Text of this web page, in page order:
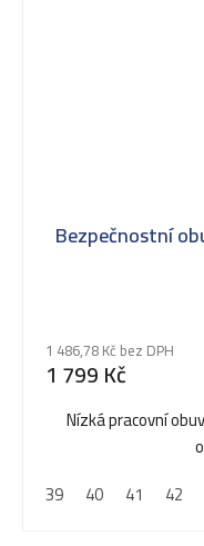
Bezpečnostní
1 486,78 Kč bez DPH
1 799 Kč
Nízká pracovní
39
40 41 42